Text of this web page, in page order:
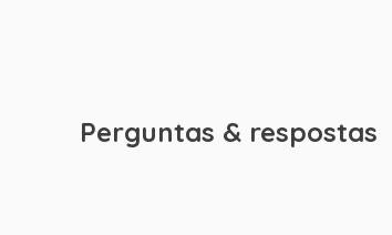
Perguntas & respostas